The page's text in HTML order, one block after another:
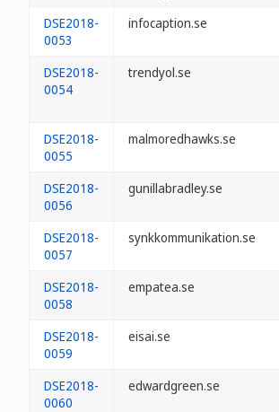
DSE2018-
0053
infocaption.se
DSE2018-
0054
trendyol.se
DSE2018-
0055
malmoredhawks.se
DSE2018-
0056
gunillabradley.se
DSE2018-
0057
synkkommunikation.se
DSE2018-
0058
empatea.se
DSE2018-
0059
eisai.se
DSE2018-
0060
edwardgreen.se